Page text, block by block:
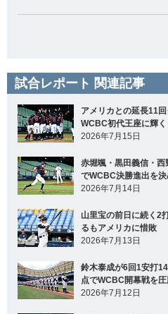
試合レポート 関連記事
アメリカとの延長11
WCBC初代王座に輝く
2026年7月15日
赤堀颯・黒田義信・
でWCBC決勝進出を決
2026年7月14日
山里宝の前日に続く2
るもアメリカに惜敗
2026年7月13日
鈴木泰成が6回1安打
点でWCBC開幕戦を
2026年7月12日